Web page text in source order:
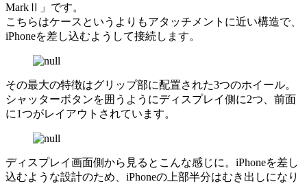
MarkⅡ」です。
こちらはケースというよりもアタッチメントに近い構造で、
iPhoneを差し込むようして接続します。
その最大の特徴はグリップ部に配置された3つのホイール。
シャッターボタンを囲うようにディスプレイ側に2つ、前面
に1つがレイアウトされています。
ディスプレイ画面側から見るとこんな感じに。iPhoneを差し
込むような設計のため、iPhoneの上部半分はむき出しになり